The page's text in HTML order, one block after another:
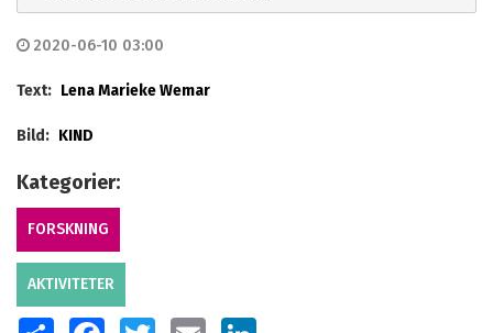
2020-06-10 03:00
Text: Lena Marieke Wemar
Bild: KIND
Kategorier:
FORSKNING
AKTIVITETER
SHARE FACEBOOKTWITTER EMAIL